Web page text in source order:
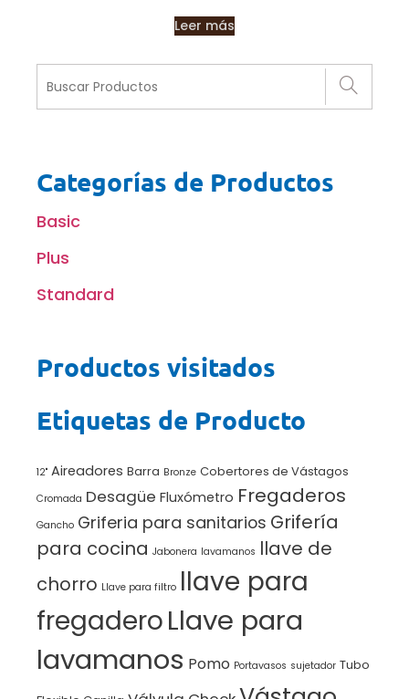
Leer más
Categorías de Productos
Basic
Plus
Standard
Productos visitados
Etiquetas de Producto
12" Aireadores Barra Bronze Cobertores de Vástagos
Cromada Desagüe Fluxómetro Fregaderos
Gancho Griferia para sanitarios Grifería
para cocina Jabonera lavamanos llave de
chorro Llave para filtro llave para
fregaderoLlave para
lavamanos Pomo Portavasos sujetador Tubo